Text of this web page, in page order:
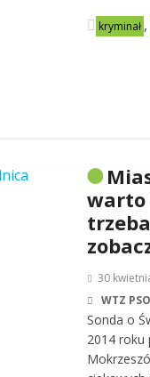
kryminał ,
warto
30
WTZ
Sonda o
2014 roku